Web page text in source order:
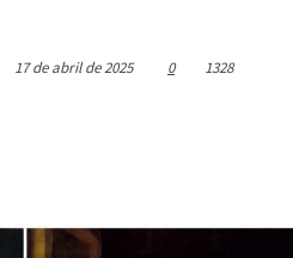
17 de abril de 2025 0 1328